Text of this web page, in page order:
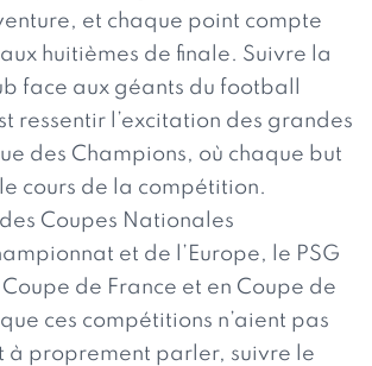
et chaque point compte
huitièmes de finale. Suivre la
face aux géants du football
ressentir l’excitation des grandes
des Champions, où chaque but
cours de la compétition.
Coupes Nationales
et de l’Europe, le PSG
de France et en Coupe de
ces compétitions n’aient pas
à proprement parler, suivre le